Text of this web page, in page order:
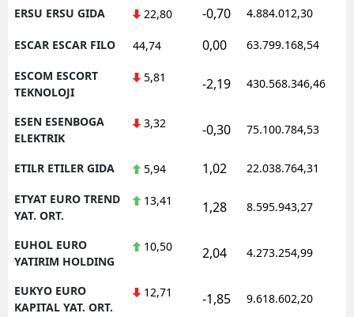
ERSU ERSU GIDA 22,80 -0,70 4.884.012,30
ESCAR ESCAR FILO 44,74 0,00 63.799.168,54
ESCOM ESCORT
TEKNOLOJI
5,81 -2,19 430.568.346,46
ESEN ESENBOGA
ELEKTRIK
3,32 -0,30 75.100.784,53
ETILR ETILER GIDA 5,94 1,02 22.038.764,31
ETYAT EURO TREND
YAT. ORT.
13,41 1,28 8.595.943,27
EUHOL EURO
YATIRIM HOLDING
10,50 2,04 4.273.254,99
EUKYO EURO
KAPITAL YAT. ORT.
12,71 -1,85 9.618.602,20